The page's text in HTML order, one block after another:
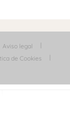
Aviso legal
de Cookies